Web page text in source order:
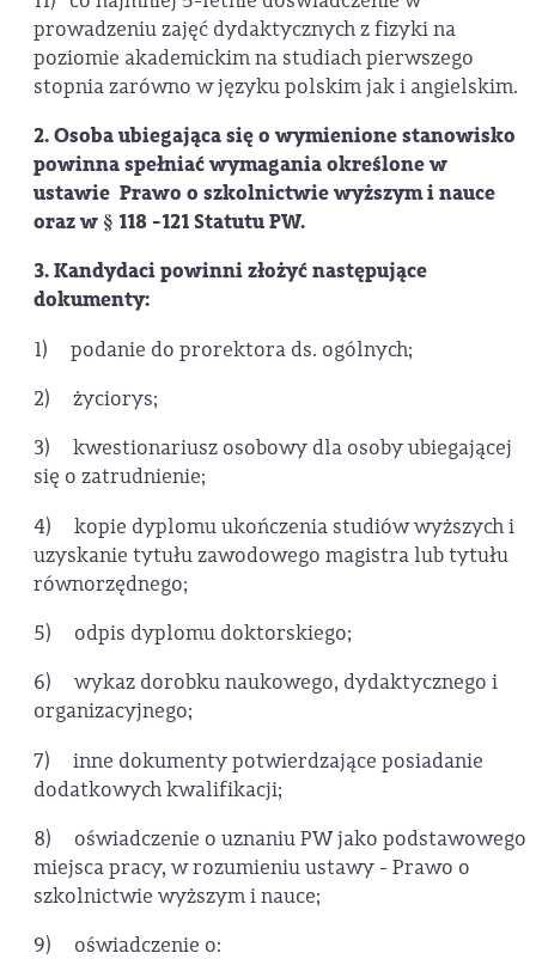
prowadzeniu zajęć dydaktycznych z fizyki na
poziomie akademickim na studiach pierwszego
stopnia zarówno w języku polskim jak i angielskim.
2. Osoba ubiegająca się o wymienione stanowisko
powinna spełniać wymagania określone w
ustawie Prawo o szkolnictwie wyższym i nauce
oraz w § 118 -121 Statutu PW.
3. Kandydaci powinni złożyć następujące
dokumenty:
1) podanie do prorektora ds. ogólnych;
2) życiorys;
3) kwestionariusz osobowy dla osoby ubiegającej
się o zatrudnienie;
4) kopie dyplomu ukończenia studiów wyższych i
uzyskanie tytułu zawodowego magistra lub tytułu
równorzędnego;
5) odpis dyplomu doktorskiego;
6) wykaz dorobku naukowego, dydaktycznego i
organizacyjnego;
7) inne dokumenty potwierdzające posiadanie
dodatkowych kwalifikacji;
8) oświadczenie o uznaniu PW jako podstawowego
miejsca pracy, w rozumieniu ustawy - Prawo o
szkolnictwie wyższym i nauce;
9) oświadczenie o: